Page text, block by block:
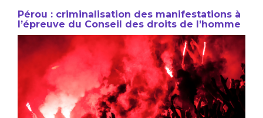
Pérou : criminalisation des manifestations à
l’épreuve du Conseil des droits de l’homme